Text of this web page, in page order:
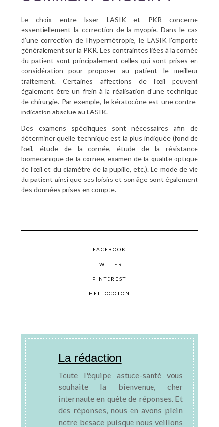
Le choix entre laser LASIK et PKR concerne
essentiellement la correction de la myopie. Dans le cas
d’une correction de l’hypermétropie, le LASIK l’emporte
généralement sur la PKR. Les contraintes liées à la cornée
du patient sont principalement celles qui sont prises en
considération pour proposer au patient le meilleur
traitement. Certaines affections de l’œil peuvent
également être un frein à la réalisation d’une technique
de chirurgie. Par exemple, le kératocône est une contre-
indication absolue au LASIK.
Des examens spécifiques sont nécessaires afin de
déterminer quelle technique est la plus indiquée (fond de
l’œil, étude de la cornée, étude de la résistance
biomécanique de la cornée, examen de la qualité optique
de l’œil et du diamètre de la pupille, etc.). Le mode de vie
du patient ainsi que ses loisirs et son âge sont également
des données prises en compte.
FACEBOOK
TWITTER
PINTEREST
HELLOCOTON
La rédaction
Toute l'équipe astuce-santé vous
souhaite la bienvenue, cher
internaute en quête de réponses. Et
des réponses, nous en avons plein
notre besace puisque nous veillons